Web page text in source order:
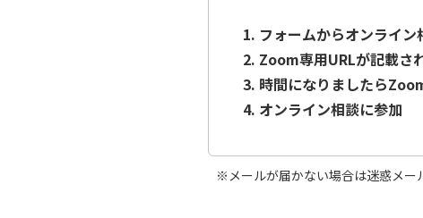
1. フォームからオンライン
2. Zoom専用URLが記載さ
3. 時間になりましたら
4. オンライン相談に参加
※メールが届かない場合は迷惑メー